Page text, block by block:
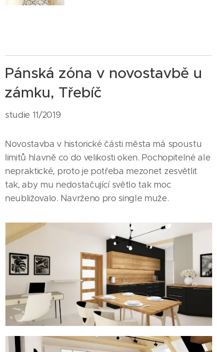
Pánská zóna v novostavbě u
zámku, Třebíč
studie 11/2019
Novostavba v historické části města má spoustu
limitů hlavně co do velikosti oken. Pochopitelné ale
nepraktické, proto je potřeba mezonet zesvětlit
tak, aby mu nedostačující světlo tak moc
neubližovalo. Navrženo pro single muže.